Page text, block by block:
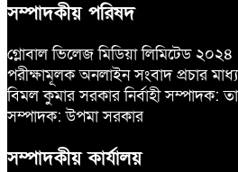
সম্পাদকীয় পরিষদ
গ্লোবাল ভিলেজ মিডিয়া লিমিটেড
পরীক্ষামূলক অনলাইন সংবাদ প্রচার
বিমল কুমার সরকার নির্বাহী সম্পাদক:
সম্পাদক: উপমা সরকার
সম্পাদকীয় কার্যালয়